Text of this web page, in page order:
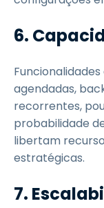
6.
agendadas,
recorrentes,
probabilidade
libertam
estratégicas.
7.